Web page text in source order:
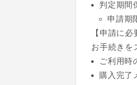
判定期間
申請期
【申請に
お手続きを
ご利用時
購入完了